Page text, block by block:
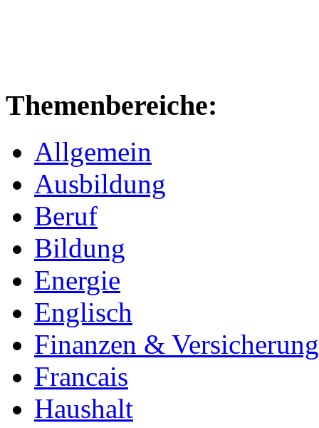
Themenbereiche:
Allgemein
Ausbildung
Beruf
Bildung
Energie
Englisch
Finanzen &
Francais
Haushalt